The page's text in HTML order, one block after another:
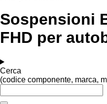
Sospensioni
FHD per
Cerca
(codice componente, marca,